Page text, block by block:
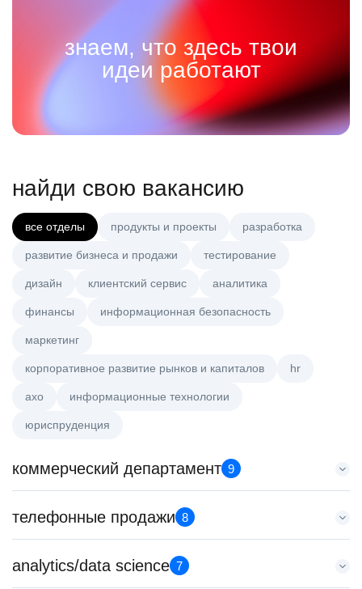
знаем, что здесь твои
идеи работают
найди свою вакансию
все отделы продукты и проекты разработка
развитие бизнеса и продажи тестирование
дизайн клиентский сервис аналитика
финансы информационная безопасность
маркетинг
корпоративное развитие рынков и капиталов hr
axo информационные технологии
юриспруденция
коммерческий департамент 9
Key Account Manager (EdTech)
HeadHunter::Коммерческий департамент
150000 ₽
телефонные продажи 8
Менеджер по продажам в сегменте малого и среднего
бизнеса
analytics/data science 7